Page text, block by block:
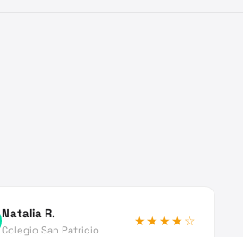
Natalia R.
Colegio San Patricio
★★★★☆